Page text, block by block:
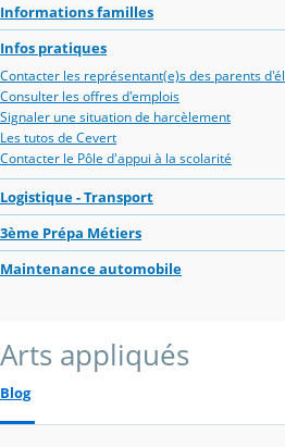
Informations familles
Infos pratiques
Contacter les représentant(e)s des parents
Consulter les offres d'emplois
Signaler une situation de harcèlement
Les tutos de Cevert
Contacter le Pôle d'appui à la scolarité
Logistique - Transport
3ème Prépa Métiers
Maintenance automobile
Arts appliqués
Blog